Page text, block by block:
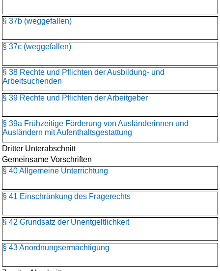
§ 37b (weggefallen)
§ 37c (weggefallen)
§ 38 Rechte und Pflichten der Ausbildung- und
Arbeitsuchenden
§ 39 Rechte und Pflichten der Arbeitgeber
§ 39a Frühzeitige Förderung von Ausländerinnen und
Ausländern mit Aufenthaltsgestattung
Dritter Unterabschnitt
Gemeinsame Vorschriften
§ 40 Allgemeine Unterrichtung
§ 41 Einschränkung des Fragerechts
§ 42 Grundsatz der Unentgeltlichkeit
§ 43 Anordnungsermächtigung